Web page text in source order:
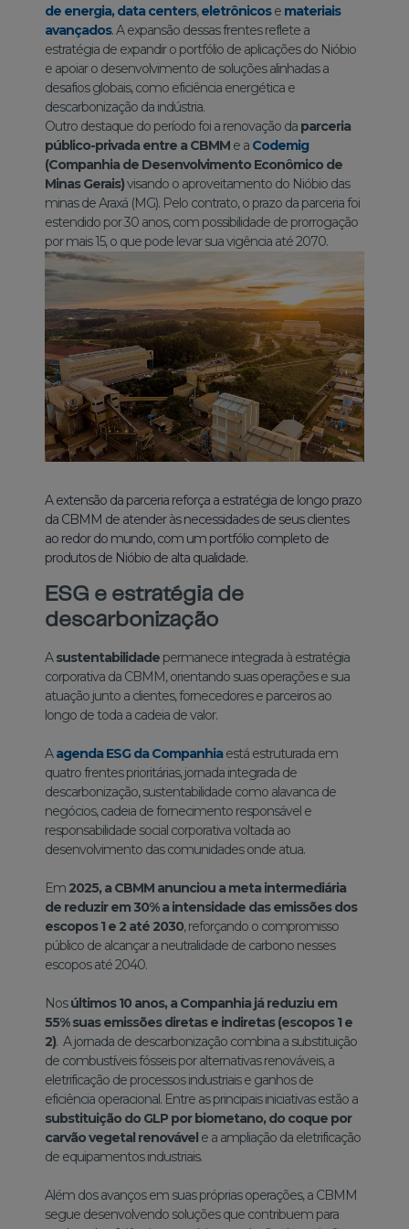
de energia, data centers,eletrônicose materiais
avançados. A expansão dessas frentes reflete a
estratégia de expandir o portfólio de aplicações do Nióbio
e apoiar o desenvolvimento de soluções alinhadas a
desafios globais, como eficiência energética e
descarbonização da indústria.
Outro destaque do período foi a renovação da parceria
público-privada entre a CBMM e a Codemig
(Companhia de Desenvolvimento Econômico de
Minas Gerais)visando o aproveitamento do Nióbio das
minas de Araxá (MG). Pelo contrato, o prazo da parceria foi
estendido por 30 anos, com possibilidade de prorrogação
por mais 15, o que pode levar sua vigência até 2070.
A extensão da parceria reforça a estratégia de longo prazo
da CBMM de atender às necessidades de seus clientes
ao redor do mundo, com um portfólio completo de
produtos de Nióbio de alta qualidade.
ESG e estratégia de
descarbonização
Asustentabilidade permanece integrada à estratégia
corporativa da CBMM, orientando suas operações e sua
atuação junto a clientes, fornecedores e parceiros ao
longo de toda a cadeia de valor.
Aagenda ESG da Companhiaestá estruturada em
quatro frentes prioritárias, jornada integrada de
descarbonização, sustentabilidade como alavanca de
negócios, cadeia de fornecimento responsável e
responsabilidade social corporativa voltada ao
desenvolvimento das comunidades onde atua.
Em 2025, a CBMM anunciou a meta intermediária
de reduzir em 30% a intensidade das emissões dos
escopos 1 e 2 até 2030, reforçando o compromisso
público de alcançar a neutralidade de carbono nesses
escopos até 2040.
Nosúltimos 10 anos, a Companhia já reduziu em
55% suas emissões diretas e indiretas (escopos 1 e
2). A jornada de descarbonização combina a substituição
de combustíveis fósseis por alternativas renováveis, a
eletrificação de processos industriais e ganhos de
eficiência operacional. Entre as principais iniciativas estão a
substituição do GLP por biometano, do coque por
carvão vegetal renovável e a ampliação da eletrificação
de equipamentos industriais.
Além dos avanços em suas próprias operações, a CBMM
segue desenvolvendo soluções que contribuem para